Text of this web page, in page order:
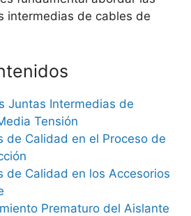
intermedias de cables de
Juntas Intermedias de
Tensión
de Calidad en el Proceso de
de Calidad en los Accesorios
Prematuro del Aislante